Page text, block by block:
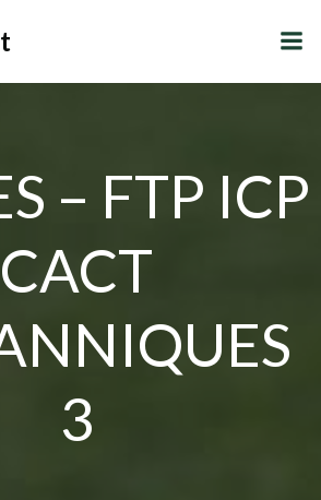
– FTP ICP
CACT
3